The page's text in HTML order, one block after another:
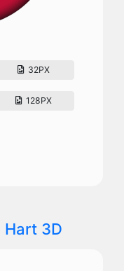
32PX
128PX
Hart 3D